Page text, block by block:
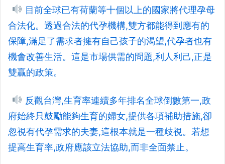
目前全球已有荷蘭等十個以上的國家將代理孕母
合法化。透過合法的代孕機構,雙方都能得到應有的
保障,滿足了需求者擁有自己孩子的渴望,代孕者也有
機會改善生活。這是市場供需的問題,利人利己,正是
雙贏的政策。
反觀台灣,生育率連續多年排名全球倒數第一,政
府始終只鼓勵能夠生育的婦女,提供各項補助措施,卻
忽視有代孕需求的夫妻,這根本就是一種歧視。若想
提高生育率,政府應該立法協助,而非全面禁止。